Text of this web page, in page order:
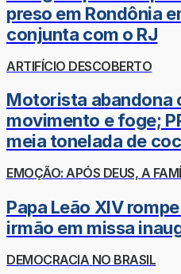
preso em Rondônia
conjunta com o RJ
ARTIFÍCIO DESCOBERTO
Motorista abandona
movimento e foge;
meia tonelada de
EMOÇÃO: APÓS DEUS, A
Papa Leão XIV
irmão em missa
DEMOCRACIA NO BRASIL